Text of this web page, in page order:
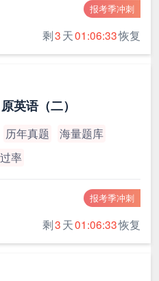
报考季冲刺
剩3天01:06:33恢复
英语（二）
历年真题
海量题库
率
报考季冲刺
剩3天01:06:33恢复